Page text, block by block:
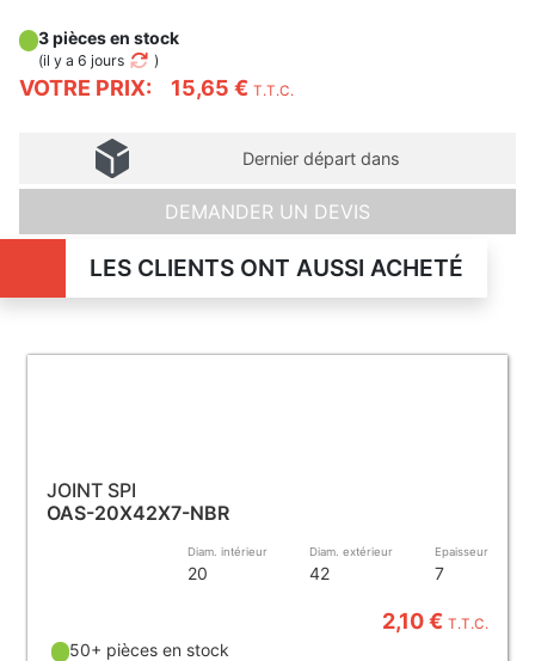
VOTRE PRIX: 15,65 € T.T.C.
3 pièces en stock
(il y a 6 jours )
Dernier départ dans
DEMANDER UN DEVIS
LES CLIENTS ONT AUSSI ACHETÉ
JOINT SPI
OAS-20X42X7-NBR
Diam. intérieur
20
Diam. extérieur
42
Epaisseur
7
2,10 €T.T.C.
50+ pièces en stock